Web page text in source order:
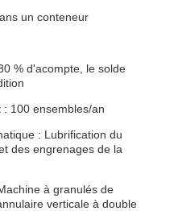
un conteneur
% d'acompte, le solde
100 ensembles/an
: Lubrification du
des engrenages de la
à granulés de
verticale à double